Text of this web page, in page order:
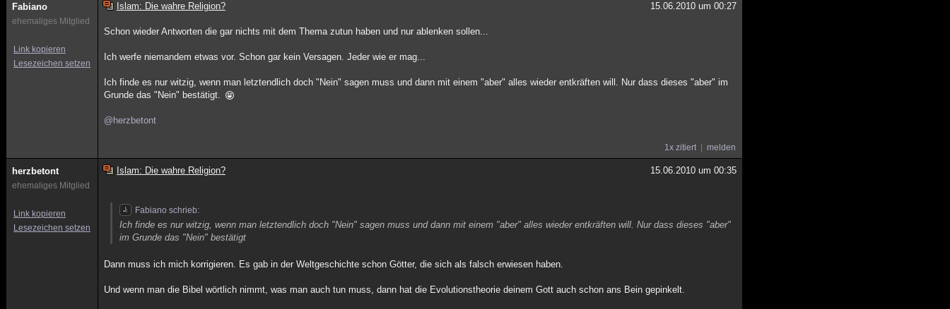
Fabiano
ehemaliges Mitglied
Link kopieren
Lesezeichen setzen
Islam: Die wahre Religion? 15.06.2010 um 00:27
Schon wieder Antworten die gar nichts mit dem Thema zutun haben und nur ablenken sollen...
Ich werfe niemandem etwas vor. Schon gar kein Versagen. Jeder wie er mag...
Ich finde es nur witzig, wenn man letztendlich doch "Nein" sagen muss und dann mit einem "aber" alles wieder entkräften will. Nur dass dieses "aber" im
Grunde das "Nein" bestätigt.
@herzbetont
1x zitiert melden
herzbetont
ehemaliges Mitglied
Link kopieren
Lesezeichen setzen
Islam: Die wahre Religion? 15.06.2010 um 00:35
Fabiano schrieb:
Ich finde es nur witzig, wenn man letztendlich doch "Nein" sagen muss und dann mit einem "aber" alles wieder entkräften will. Nur dass dieses "aber"
im Grunde das "Nein" bestätigt
Dann muss ich mich korrigieren. Es gab in der Weltgeschichte schon Götter, die sich als falsch erwiesen haben.
Und wenn man die Bibel wörtlich nimmt, was man auch tun muss, dann hat die Evolutionstheorie deinem Gott auch schon ans Bein gepinkelt.